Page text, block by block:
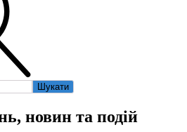
новин та подій